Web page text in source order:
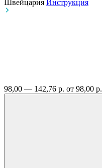
Швейцария Инструкция
98,00 — 142,76 р. от 98,00 р.